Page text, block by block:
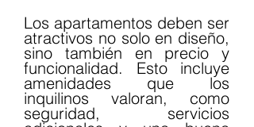
Los apartamentos deben ser
atractivos no solo en diseño,
sino también en precio y
funcionalidad. Esto incluye
amenidades que los
inquilinos valoran, como
seguridad, servicios